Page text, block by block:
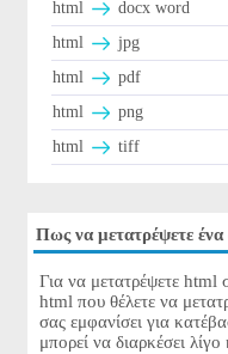
html
docx word
html
jpg
html
pdf
html
png
html
tiff
Πως να μετατρέψετε
Για να μετατρέψετε html
html που θέλετε να
σας εμφανίσει για
μπορεί να διαρκέσει